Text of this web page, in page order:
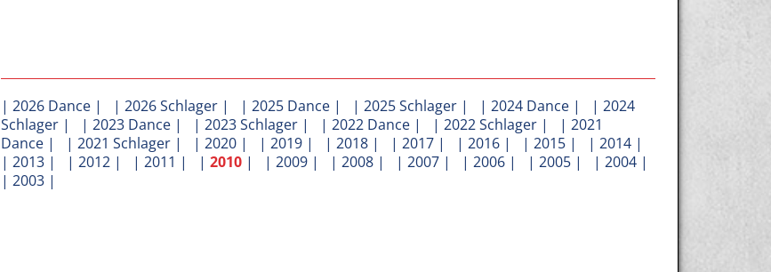
| 2026 Dance | | 2026 Schlager | | 2025 Dance | | 2025 Schlager | | 2024 Dance | | 2024
Schlager | | 2023 Dance | | 2023 Schlager | | 2022 Dance | | 2022 Schlager | | 2021
Dance | | 2021 Schlager | | 2020 | | 2019 | | 2018 | | 2017 | | 2016 | | 2015 | | 2014 |
| 2013 | | 2012 | | 2011 | | 2010 | | 2009 | | 2008 | | 2007 | | 2006 | | 2005 | | 2004 |
| 2003 |